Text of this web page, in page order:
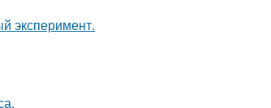
эксперимент.